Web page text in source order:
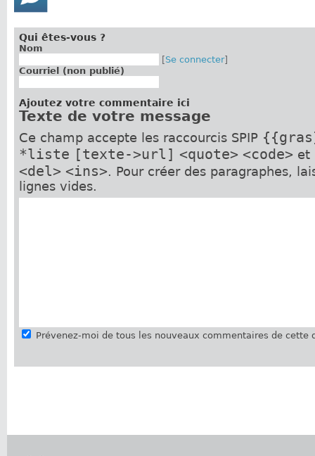
Qui êtes-vous ?
Nom
[Se connecter]
Courriel (non publié)
Ajoutez votre commentaire ici
Texte de votre message
Ce champ accepte les raccourcis SPIP
*liste [texte->url] <quote> <code>et
<del> <ins>. Pour créer des paragraphes,
lignes vides.
Prévenez-moi de tous les nouveaux commentaires de cette